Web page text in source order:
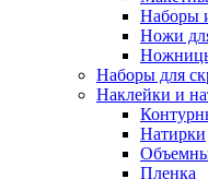
Наборы
Ножи
Наборы для
Наклейки и
Натирки
Пленка